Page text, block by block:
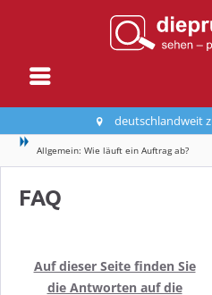
deutschlandweit
Allgemein: Wie läuft ein Auftrag ab?
FAQ
Auf dieser Seite finden Sie
die Antworten auf die